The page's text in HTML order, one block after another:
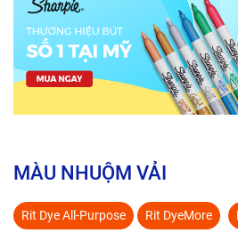
MÀU NHUỘM VẢI
Rit Dye All-Purpose Rit DyeMore